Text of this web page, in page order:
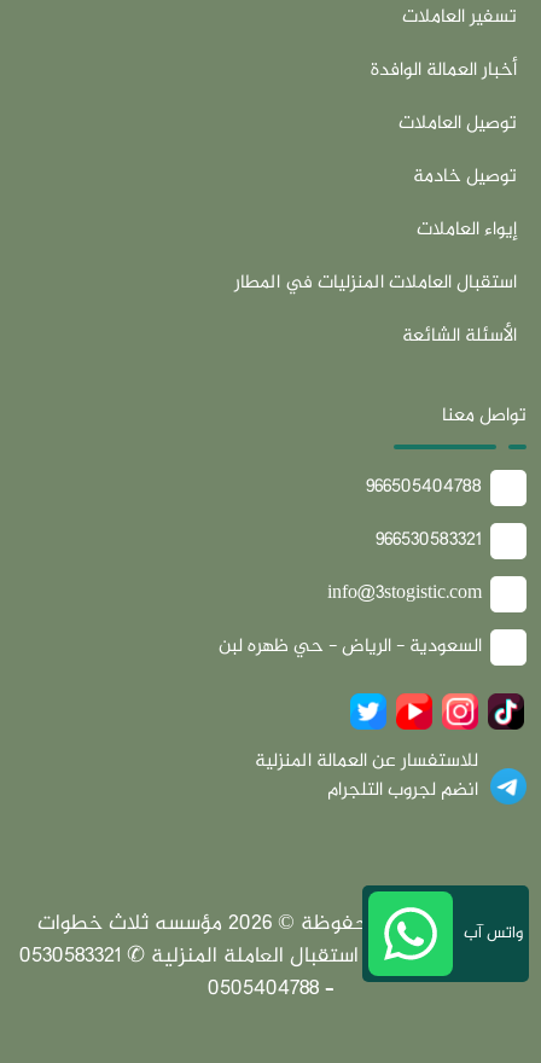
تسفير العاملات
أخبار العمالة الوافدة
توصيل العاملات
توصيل خادمة
إيواء العاملات
استقبال العاملات المنزليات في المطار
الأسئلة الشائعة
تواصل معنا
966505404788
966530583321
info@3stogistic.com
السعودية - الرياض - حي ظهره لبن
للاستفسار عن العمالة المنزلية
انضم لجروب التلجرام
جميع الحقوق محفوظة © 2026 مؤسسه ثلاث خطوات
لخدمات المطارات | استقبال العاملة المنزلية ✆ 0530583321
– 0505404788
واتس آب